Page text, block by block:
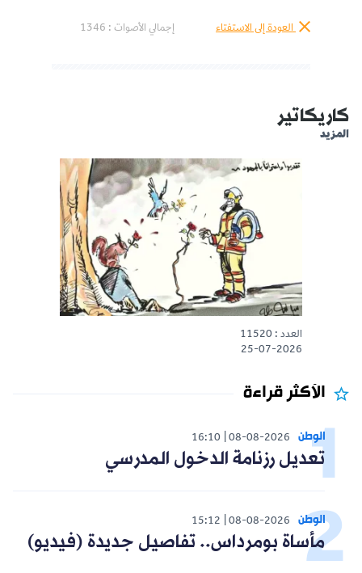
العودة إلى الاستفتاء إجمالي الأصوات : 1346
كاريكاتير
المزيد
العدد : 11520
25-07-2026
الأكثر قراءة
الوطن 08-08-2026
16:10
تعديل رزنامة الدخول المدرسي
الوطن 08-08-2026
15:12
مأساة بومرداس.. تفاصيل جديدة (فيديو)